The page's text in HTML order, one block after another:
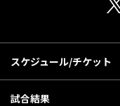
スケジュール/チケット
試合結果